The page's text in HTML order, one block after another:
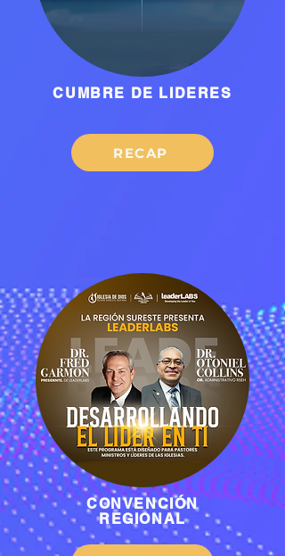
CUMBRE DE LIDERES
RECAP
CONVENCIÓN
REGIONAL